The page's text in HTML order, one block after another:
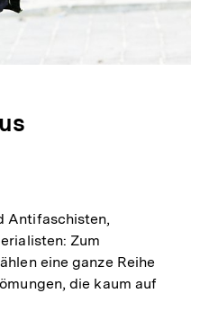
Antifaschisten,
Zum
eine ganze Reihe
die kaum auf